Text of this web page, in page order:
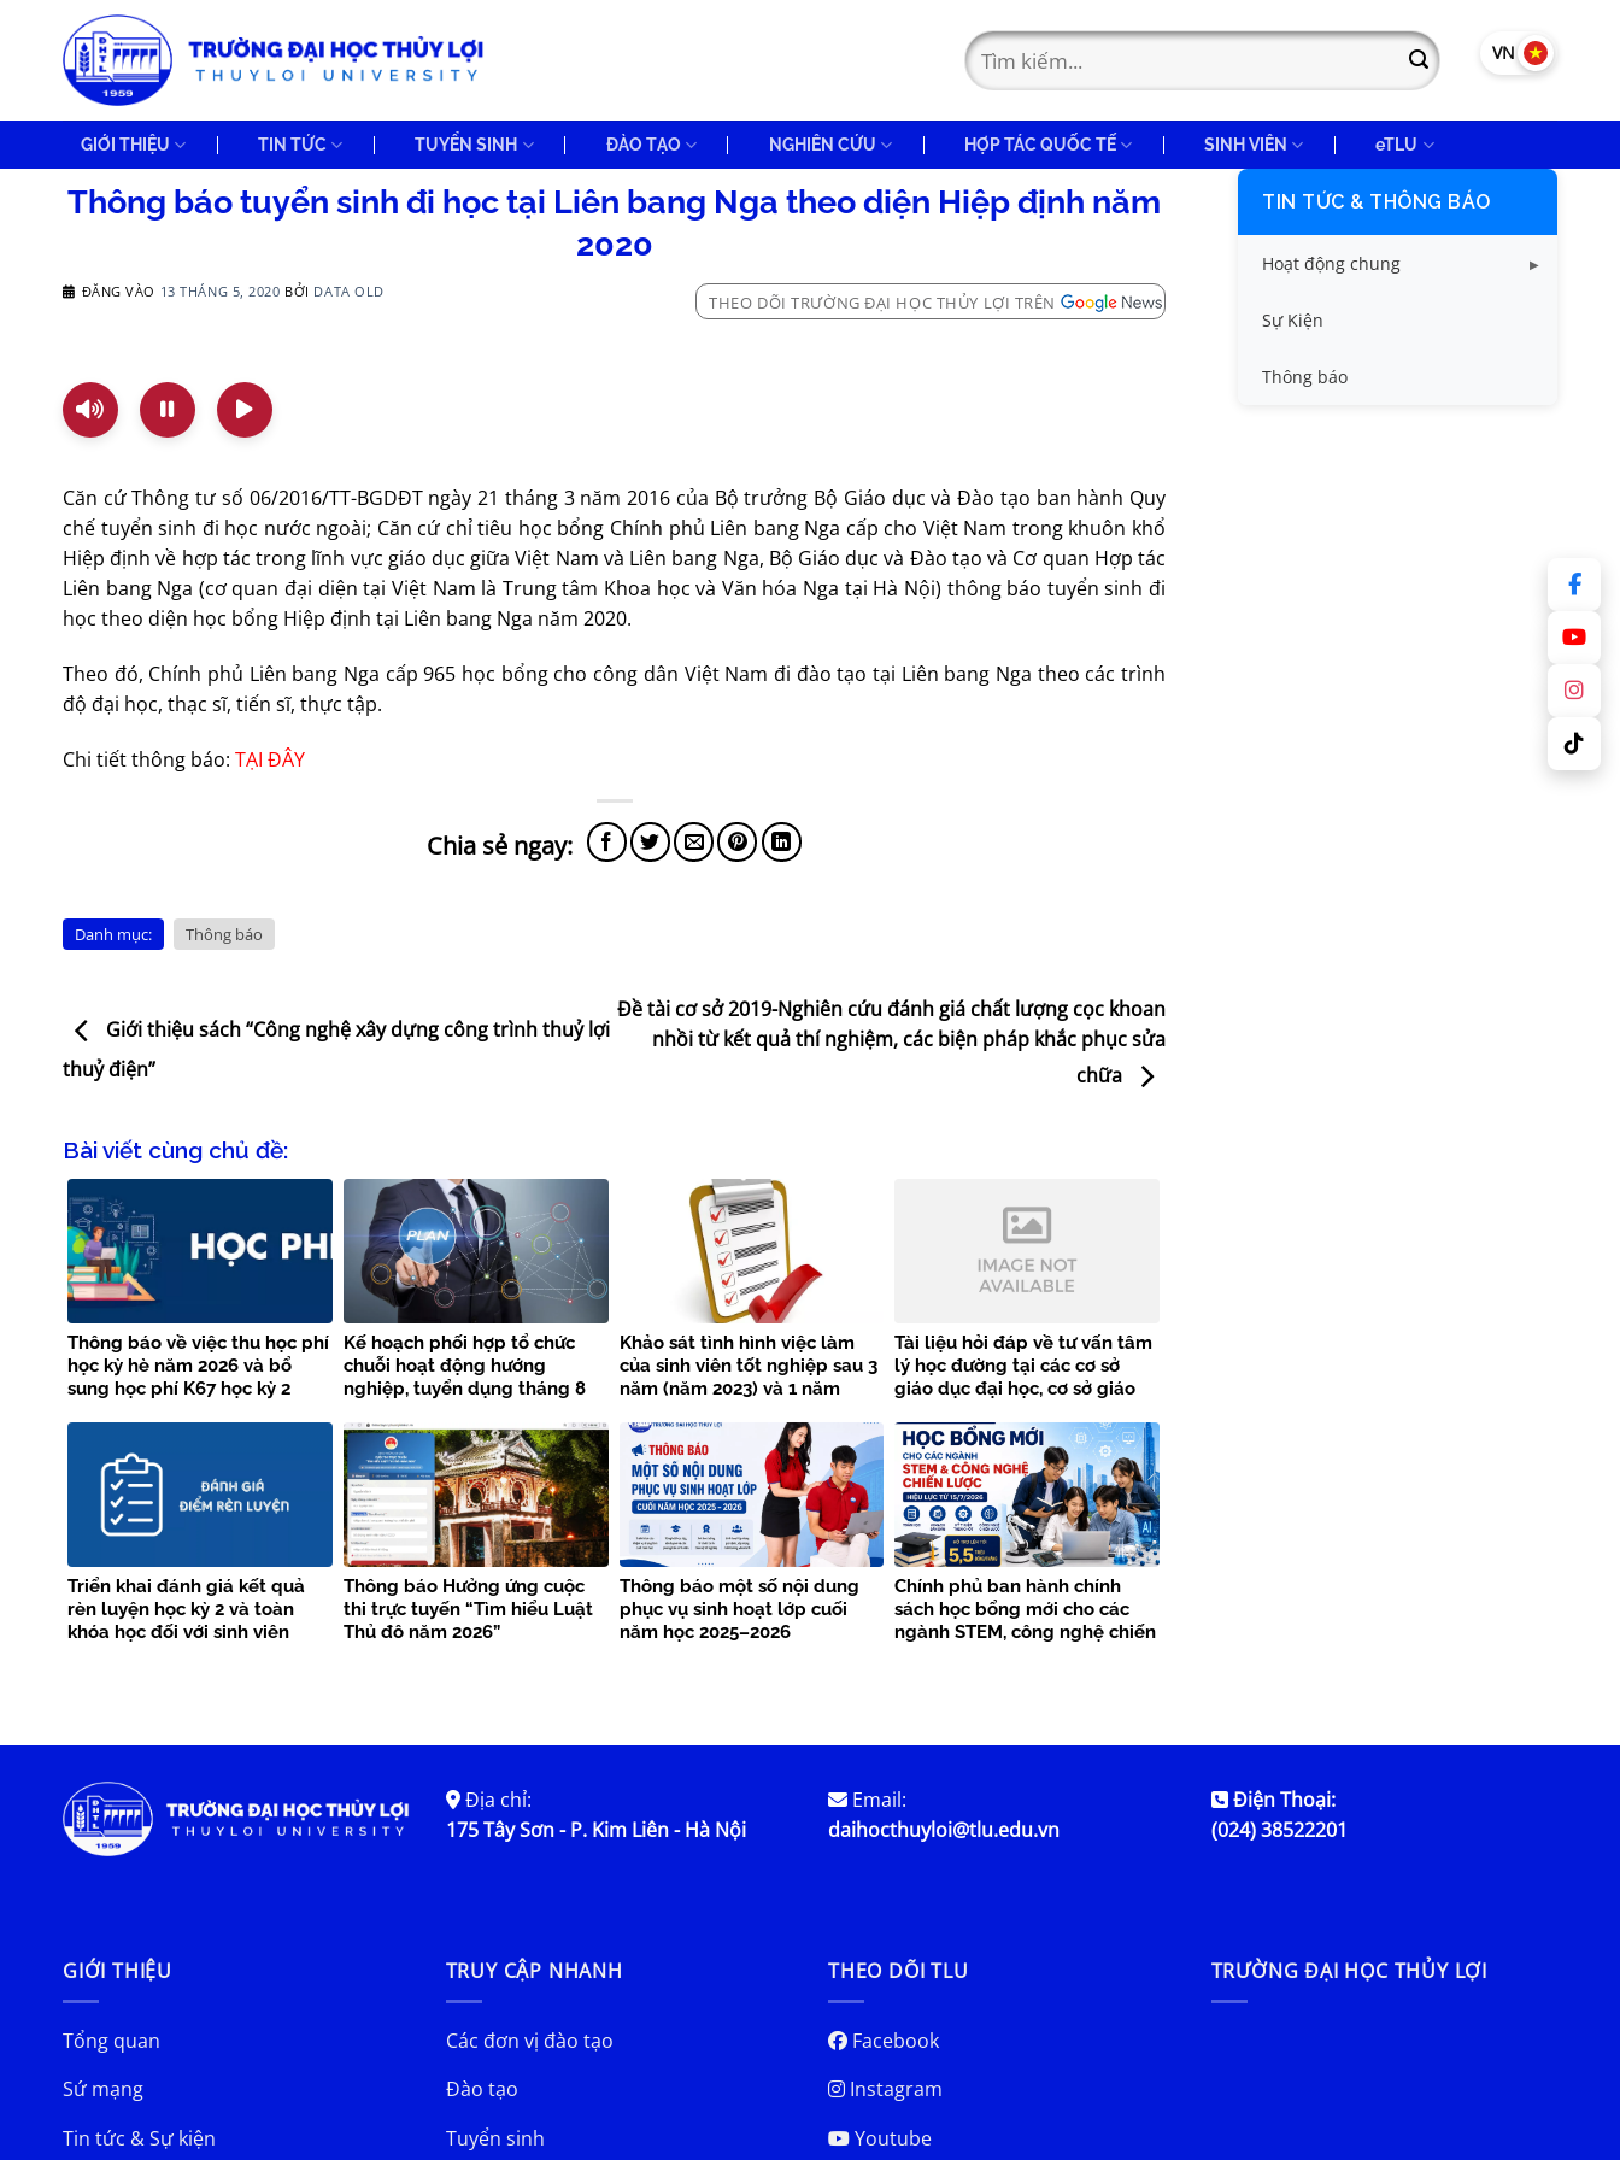
VN EN
GIỚI THIỆU TIN TỨC TUYỂN SINH ĐÀO TẠO NGHIÊN CỨU HỢP TÁC QUỐC TẾ SINH VIÊN eTLU
Thông báo tuyển sinh đi học tại Liên bang Nga theo diện Hiệp định năm
2020
ĐĂNG VÀO 13 THÁNG 5, 2020 BỞI DATA OLD
THEO DÕI TRƯỜNG ĐẠI HỌC THỦY LỢI TRÊN
Căn cứ Thông tư số 06/2016/TT-BGDĐT ngày 21 tháng 3 năm 2016 của Bộ trưởng Bộ Giáo dục và Đào tạo ban hành Quy
chế tuyển sinh đi học nước ngoài; Căn cứ chỉ tiêu học bổng Chính phủ Liên bang Nga cấp cho Việt Nam trong khuôn khổ
Hiệp định về hợp tác trong lĩnh vực giáo dục giữa Việt Nam và Liên bang Nga, Bộ Giáo dục và Đào tạo và Cơ quan Hợp tác
Liên bang Nga (cơ quan đại diện tại Việt Nam là Trung tâm Khoa học và Văn hóa Nga tại Hà Nội) thông báo tuyển sinh đi
học theo diện học bổng Hiệp định tại Liên bang Nga năm 2020.
Theo đó, Chính phủ Liên bang Nga cấp 965 học bổng cho công dân Việt Nam đi đào tạo tại Liên bang Nga theo các trình
độ đại học, thạc sĩ, tiến sĩ, thực tập.
Chi tiết thông báo: TẠI ĐÂY
Danh mục: Thông báo
Giới thiệu sách “Công nghệ xây dựng công trình thuỷ lợi
thuỷ điện”
Đề tài cơ sở 2019-Nghiên cứu đánh giá chất lượng cọc khoan
nhồi từ kết quả thí nghiệm, các biện pháp khắc phục sửa
chữa
Bài viết cùng chủ đề:
Thông báo về việc thu học phí
học kỳ hè năm 2026 và bổ
sung học phí K67 học kỳ 2
Kế hoạch phối hợp tổ chức
chuỗi hoạt động hướng
nghiệp, tuyển dụng tháng 8
Thủy lợi và Vieclam24h
Khảo sát tình hình việc làm
của sinh viên tốt nghiệp sau 3
năm (năm 2023) và 1 năm
Tài liệu hỏi đáp về tư vấn tâm
lý học đường tại các cơ sở
giáo dục đại học, cơ sở giáo
Triển khai đánh giá kết quả
rèn luyện học kỳ 2 và toàn
khóa học đối với sinh viên
Thông báo Hưởng ứng cuộc
thi trực tuyến “Tìm hiểu Luật
Thủ đô năm 2026”
Thông báo một số nội dung
phục vụ sinh hoạt lớp cuối
năm học 2025–2026
Chính phủ ban hành chính
sách học bổng mới cho các
ngành STEM, công nghệ chiến
TIN TỨC & THÔNG BÁO
Hoạt động chung
Tin công tác sinh viên
Tin đào tạo
Sự Kiện
Thông báo
Địa chỉ:
175 Tây Sơn - P. Kim Liên - Hà Nội
Email:
daihocthuyloi@tlu.edu.vn
Điện Thoại:
(024) 38522201
GIỚI THIỆU
Tổng quan
Sứ mạng
Tin tức & Sự kiện
TRUY CẬP NHANH
Các đơn vị đào tạo
Đào tạo
Tuyển sinh
THEO DÕI TLU
Facebook
Instagram
Youtube
TRƯỜNG ĐẠI HỌC THỦY LỢI